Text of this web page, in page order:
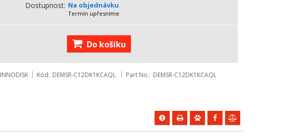
Dostupnost Na objednávku
Termín upřesníme
Do košíku
INNODISK Kód DEMSR-C12DK1KCAQL Part No. DEMSR-C12DK1KCAQL